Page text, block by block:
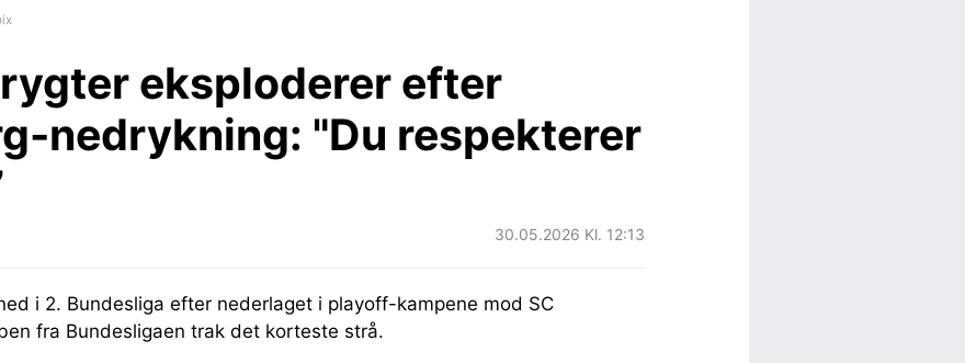
eksploderer efter
nedrykning: "Du respekterer
30.05.2026 Kl. 12:13
i 2. Bundesliga efter nederlaget i playoff-kampene mod SC
fra Bundesligaen trak det korteste strå.